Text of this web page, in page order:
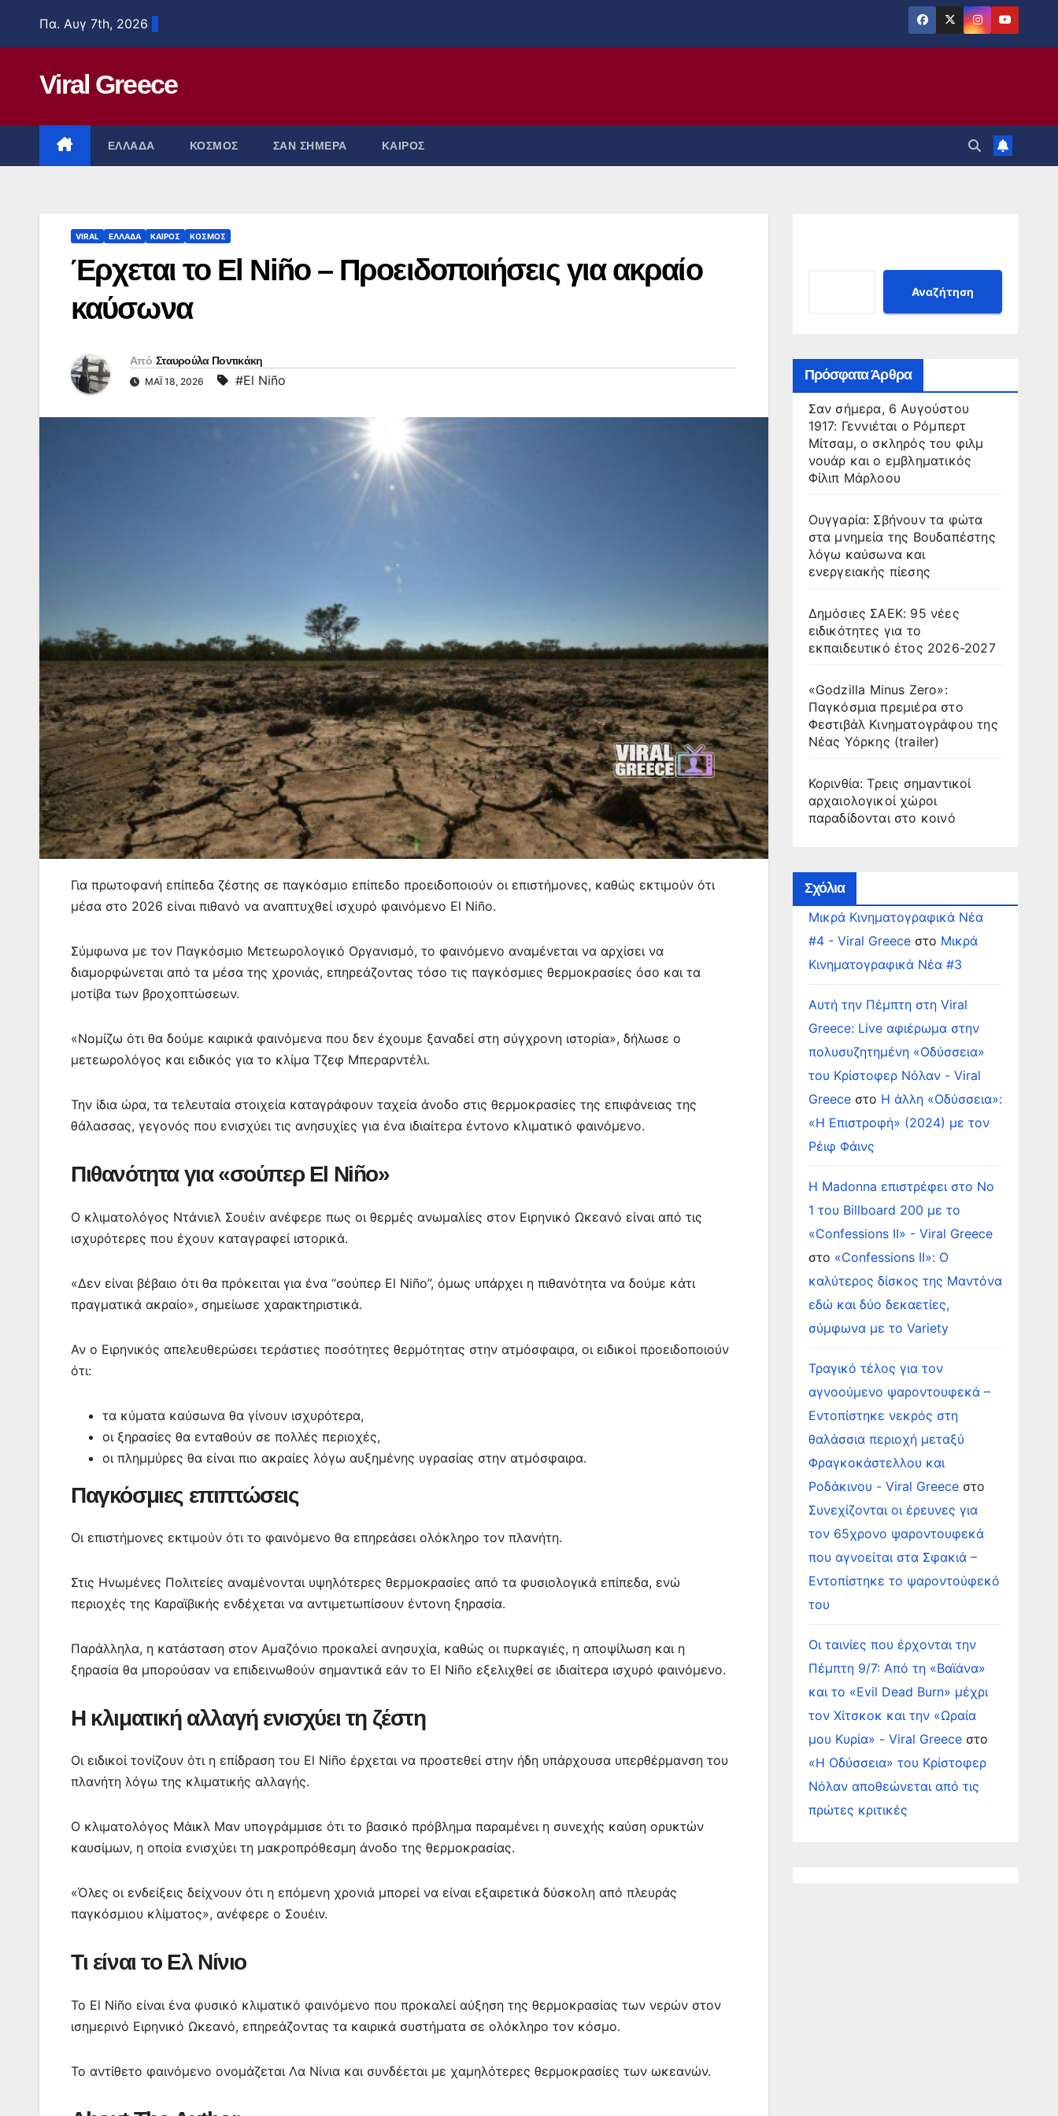
Πα. Αυγ 7th, 2026
Viral Greece
ΕΛΛΑΔΑ ΚΟΣΜΟΣ ΣΑΝ ΣΗΜΕΡΑ ΚΑΙΡΟΣ
VIRAL ΕΛΛΑΔΑ ΚΑΙΡΟΣ ΚΟΣΜΟΣ
Έρχεται το El Niño – Προειδοποιήσεις για ακραίο
καύσωνα
Από Σταυρούλα Ποντικάκη
ΜΆΙ 18, 2026 #El Niño
Για πρωτοφανή επίπεδα ζέστης σε παγκόσμιο επίπεδο προειδοποιούν οι επιστήμονες, καθώς εκτιμούν ότι
μέσα στο 2026 είναι πιθανό να αναπτυχθεί ισχυρό φαινόμενο El Niño.
Σύμφωνα με τον Παγκόσμιο Μετεωρολογικό Οργανισμό, το φαινόμενο αναμένεται να αρχίσει να
διαμορφώνεται από τα μέσα της χρονιάς, επηρεάζοντας τόσο τις παγκόσμιες θερμοκρασίες όσο και τα
μοτίβα των βροχοπτώσεων.
«Νομίζω ότι θα δούμε καιρικά φαινόμενα που δεν έχουμε ξαναδεί στη σύγχρονη ιστορία», δήλωσε ο
μετεωρολόγος και ειδικός για το κλίμα Τζεφ Μπεραρντέλι.
Την ίδια ώρα, τα τελευταία στοιχεία καταγράφουν ταχεία άνοδο στις θερμοκρασίες της επιφάνειας της
θάλασσας, γεγονός που ενισχύει τις ανησυχίες για ένα ιδιαίτερα έντονο κλιματικό φαινόμενο.
Πιθανότητα για «σούπερ El Niño»
Ο κλιματολόγος Ντάνιελ Σουέιν ανέφερε πως οι θερμές ανωμαλίες στον Ειρηνικό Ωκεανό είναι από τις
ισχυρότερες που έχουν καταγραφεί ιστορικά.
«Δεν είναι βέβαιο ότι θα πρόκειται για ένα “σούπερ El Niño”, όμως υπάρχει η πιθανότητα να δούμε κάτι
πραγματικά ακραίο», σημείωσε χαρακτηριστικά.
Αν ο Ειρηνικός απελευθερώσει τεράστιες ποσότητες θερμότητας στην ατμόσφαιρα, οι ειδικοί προειδοποιούν
ότι:
τα κύματα καύσωνα θα γίνουν ισχυρότερα,
οι ξηρασίες θα ενταθούν σε πολλές περιοχές,
οι πλημμύρες θα είναι πιο ακραίες λόγω αυξημένης υγρασίας στην ατμόσφαιρα.
Παγκόσμιες επιπτώσεις
Οι επιστήμονες εκτιμούν ότι το φαινόμενο θα επηρεάσει ολόκληρο τον πλανήτη.
Στις Ηνωμένες Πολιτείες αναμένονται υψηλότερες θερμοκρασίες από τα φυσιολογικά επίπεδα, ενώ
περιοχές της Καραϊβικής ενδέχεται να αντιμετωπίσουν έντονη ξηρασία.
Παράλληλα, η κατάσταση στον Αμαζόνιο προκαλεί ανησυχία, καθώς οι πυρκαγιές, η αποψίλωση και η
ξηρασία θα μπορούσαν να επιδεινωθούν σημαντικά εάν το El Niño εξελιχθεί σε ιδιαίτερα ισχυρό φαινόμενο.
Η κλιματική αλλαγή ενισχύει τη ζέστη
Οι ειδικοί τονίζουν ότι η επίδραση του El Niño έρχεται να προστεθεί στην ήδη υπάρχουσα υπερθέρμανση του
πλανήτη λόγω της κλιματικής αλλαγής.
Ο κλιματολόγος Μάικλ Μαν υπογράμμισε ότι το βασικό πρόβλημα παραμένει η συνεχής καύση ορυκτών
καυσίμων, η οποία ενισχύει τη μακροπρόθεσμη άνοδο της θερμοκρασίας.
«Όλες οι ενδείξεις δείχνουν ότι η επόμενη χρονιά μπορεί να είναι εξαιρετικά δύσκολη από πλευράς
παγκόσμιου κλίματος», ανέφερε ο Σουέιν.
Τι είναι το Ελ Νίνιο
Το El Niño είναι ένα φυσικό κλιματικό φαινόμενο που προκαλεί αύξηση της θερμοκρασίας των νερών στον
ισημερινό Ειρηνικό Ωκεανό, επηρεάζοντας τα καιρικά συστήματα σε ολόκληρο τον κόσμο.
Το αντίθετο φαινόμενο ονομάζεται Λα Νίνια και συνδέεται με χαμηλότερες θερμοκρασίες των ωκεανών.
Αναζήτηση
Πρόσφατα Άρθρα
Σαν σήμερα, 6 Αυγούστου
1917: Γεννιέται ο Ρόμπερτ
Μίτσαμ, ο σκληρός του φιλμ
νουάρ και ο εμβληματικός
Φίλιπ Μάρλοου
Ουγγαρία: Σβήνουν τα φώτα
στα μνημεία της Βουδαπέστης
λόγω καύσωνα και
ενεργειακής πίεσης
Δημόσιες ΣΑΕΚ: 95 νέες
ειδικότητες για το
εκπαιδευτικό έτος 2026-2027
«Godzilla Minus Zero»:
Παγκόσμια πρεμιέρα στο
Φεστιβάλ Κινηματογράφου της
Νέας Υόρκης (trailer)
Κορινθία: Τρεις σημαντικοί
αρχαιολογικοί χώροι
παραδίδονται στο κοινό
Σχόλια
Μικρά Κινηματογραφικά Νέα
#4 - Viral Greeceστο Μικρά
Κινηματογραφικά Νέα #3
Αυτή την Πέμπτη στη Viral
Greece: Live αφιέρωμα στην
πολυσυζητημένη «Οδύσσεια»
του Κρίστοφερ Νόλαν - Viral
Greeceστο Η άλλη «Οδύσσεια»:
«Η Επιστροφή» (2024) με τον
Ρέιφ Φάινς
Η Madonna επιστρέφει στο Νο
1 του Billboard 200 με το
«Confessions II» - Viral Greece
στο «Confessions II»: Ο
καλύτερος δίσκος της Μαντόνα
εδώ και δύο δεκαετίες,
σύμφωνα με το Variety
Τραγικό τέλος για τον
αγνοούμενο ψαροντουφεκά –
Εντοπίστηκε νεκρός στη
θαλάσσια περιοχή μεταξύ
Φραγκοκάστελλου και
Ροδάκινου - Viral Greeceστο
Συνεχίζονται οι έρευνες για
τον 65χρονο ψαροντουφεκά
που αγνοείται στα Σφακιά –
Εντοπίστηκε το ψαροντούφεκό
του
Οι ταινίες που έρχονται την
Πέμπτη 9/7: Από τη «Βαϊάνα»
και το «Evil Dead Burn» μέχρι
τον Χίτσκοκ και την «Ωραία
μου Κυρία» - Viral Greeceστο
«Η Οδύσσεια» του Κρίστοφερ
Νόλαν αποθεώνεται από τις
πρώτες κριτικές